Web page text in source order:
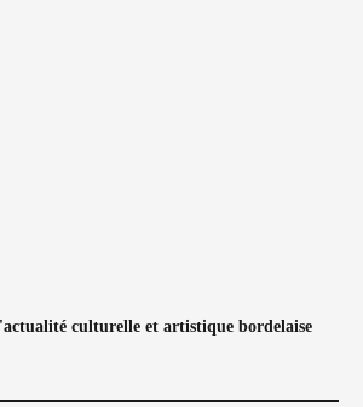
culturelle et artistique bordelaise